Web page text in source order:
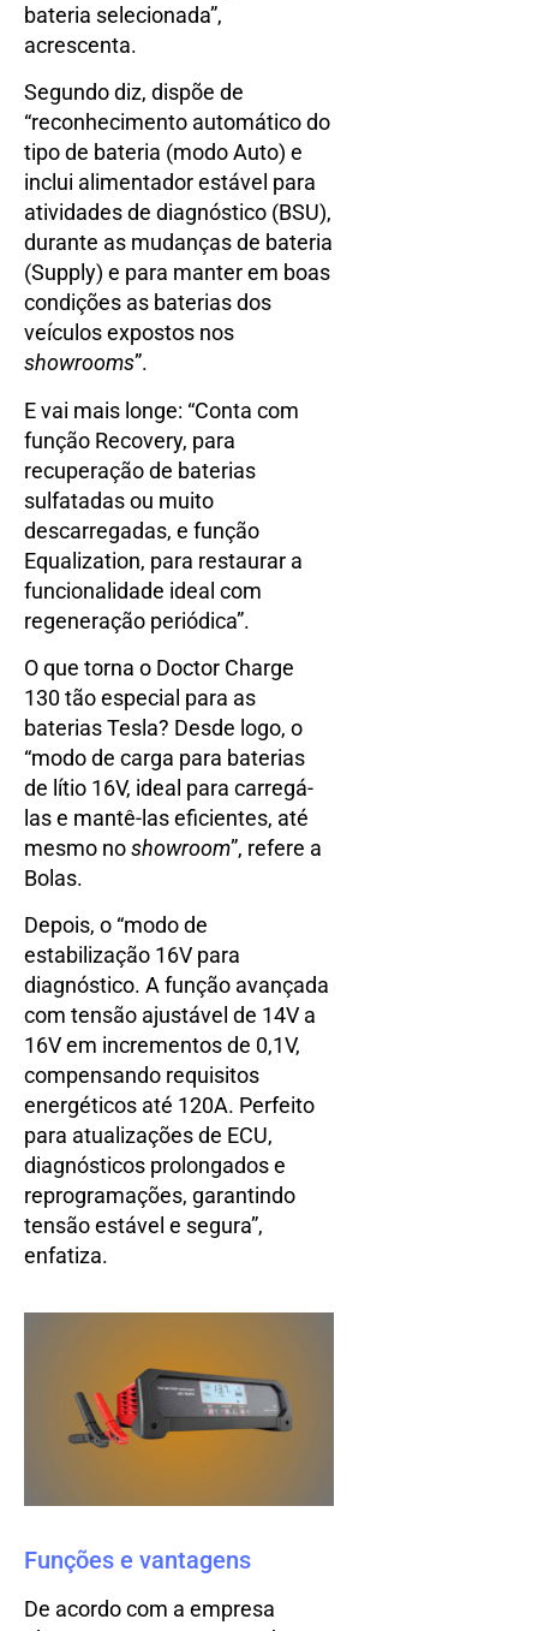
bateria selecionada”,
acrescenta.
Segundo diz, dispõe de
“reconhecimento automático do
tipo de bateria (modo Auto) e
inclui alimentador estável para
atividades de diagnóstico (BSU),
durante as mudanças de bateria
(Supply) e para manter em boas
condições as baterias dos
veículos expostos nos
showrooms”.
E vai mais longe: “Conta com
função Recovery, para
recuperação de baterias
sulfatadas ou muito
descarregadas, e função
Equalization, para restaurar a
funcionalidade ideal com
regeneração periódica”.
O que torna o Doctor Charge
130 tão especial para as
baterias Tesla? Desde logo, o
“modo de carga para baterias
de lítio 16V, ideal para carregá-
las e mantê-las eficientes, até
mesmo noshowroom”, refere a
Bolas.
Depois, o “modo de
estabilização 16V para
diagnóstico. A função avançada
com tensão ajustável de 14V a
16V em incrementos de 0,1V,
compensando requisitos
energéticos até 120A. Perfeito
para atualizações de ECU,
diagnósticos prolongados e
reprogramações, garantindo
tensão estável e segura”,
enfatiza.
Funções e vantagens
De acordo com a empresa